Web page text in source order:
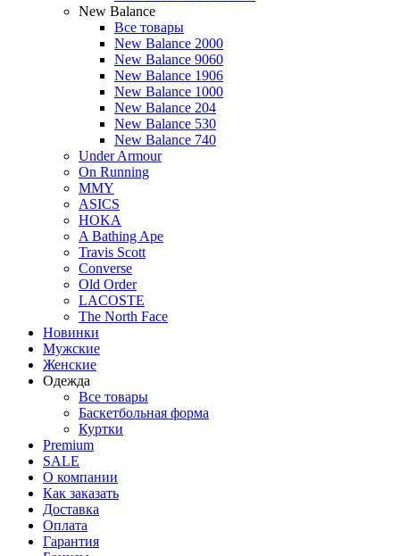
New Balance
Все товары
New Balance 2000
New Balance 9060
New Balance 1906
New Balance 1000
New Balance 204
New Balance 530
New Balance 740
Under Armour
On Running
MMY
ASICS
HOKA
A Bathing Ape
Travis Scott
Converse
Old Order
LACOSTE
The North Face
Новинки
Мужские
Женские
Одежда
Все товары
Баскетбольная форма
Куртки
Premium
SALE
О компании
Как заказать
Доставка
Оплата
Гарантия